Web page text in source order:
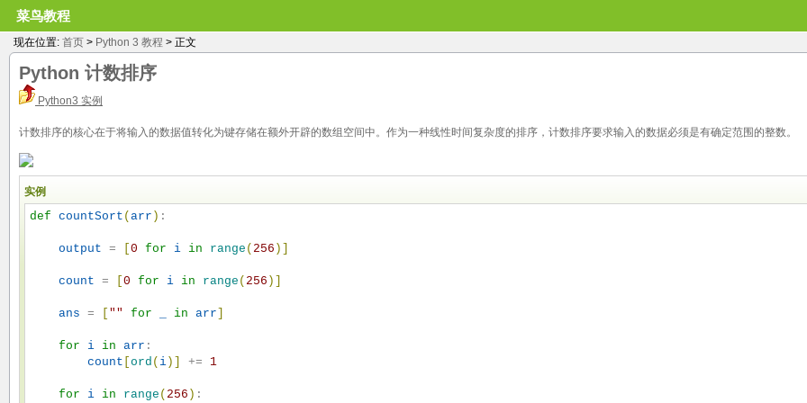
菜鸟教程
现在位置: 首页 > Python 3 教程 > 正文
Python 计数排序
Python3 实例
计数排序的核心在于将输入的数据值转化为键存储在额外开辟的数组空间中。作为一种线性时间复杂度的排序，计数排序要求输入的数据必须是有确定范围的整数。
实例
def countSort ( arr ) :
output = 0 for i in range ( 256 )
count = 0 for i in range ( 256 )
ans = " " for in arr
for i in arr :
count ord ( i ) += 1
for i in range ( 256 ) :